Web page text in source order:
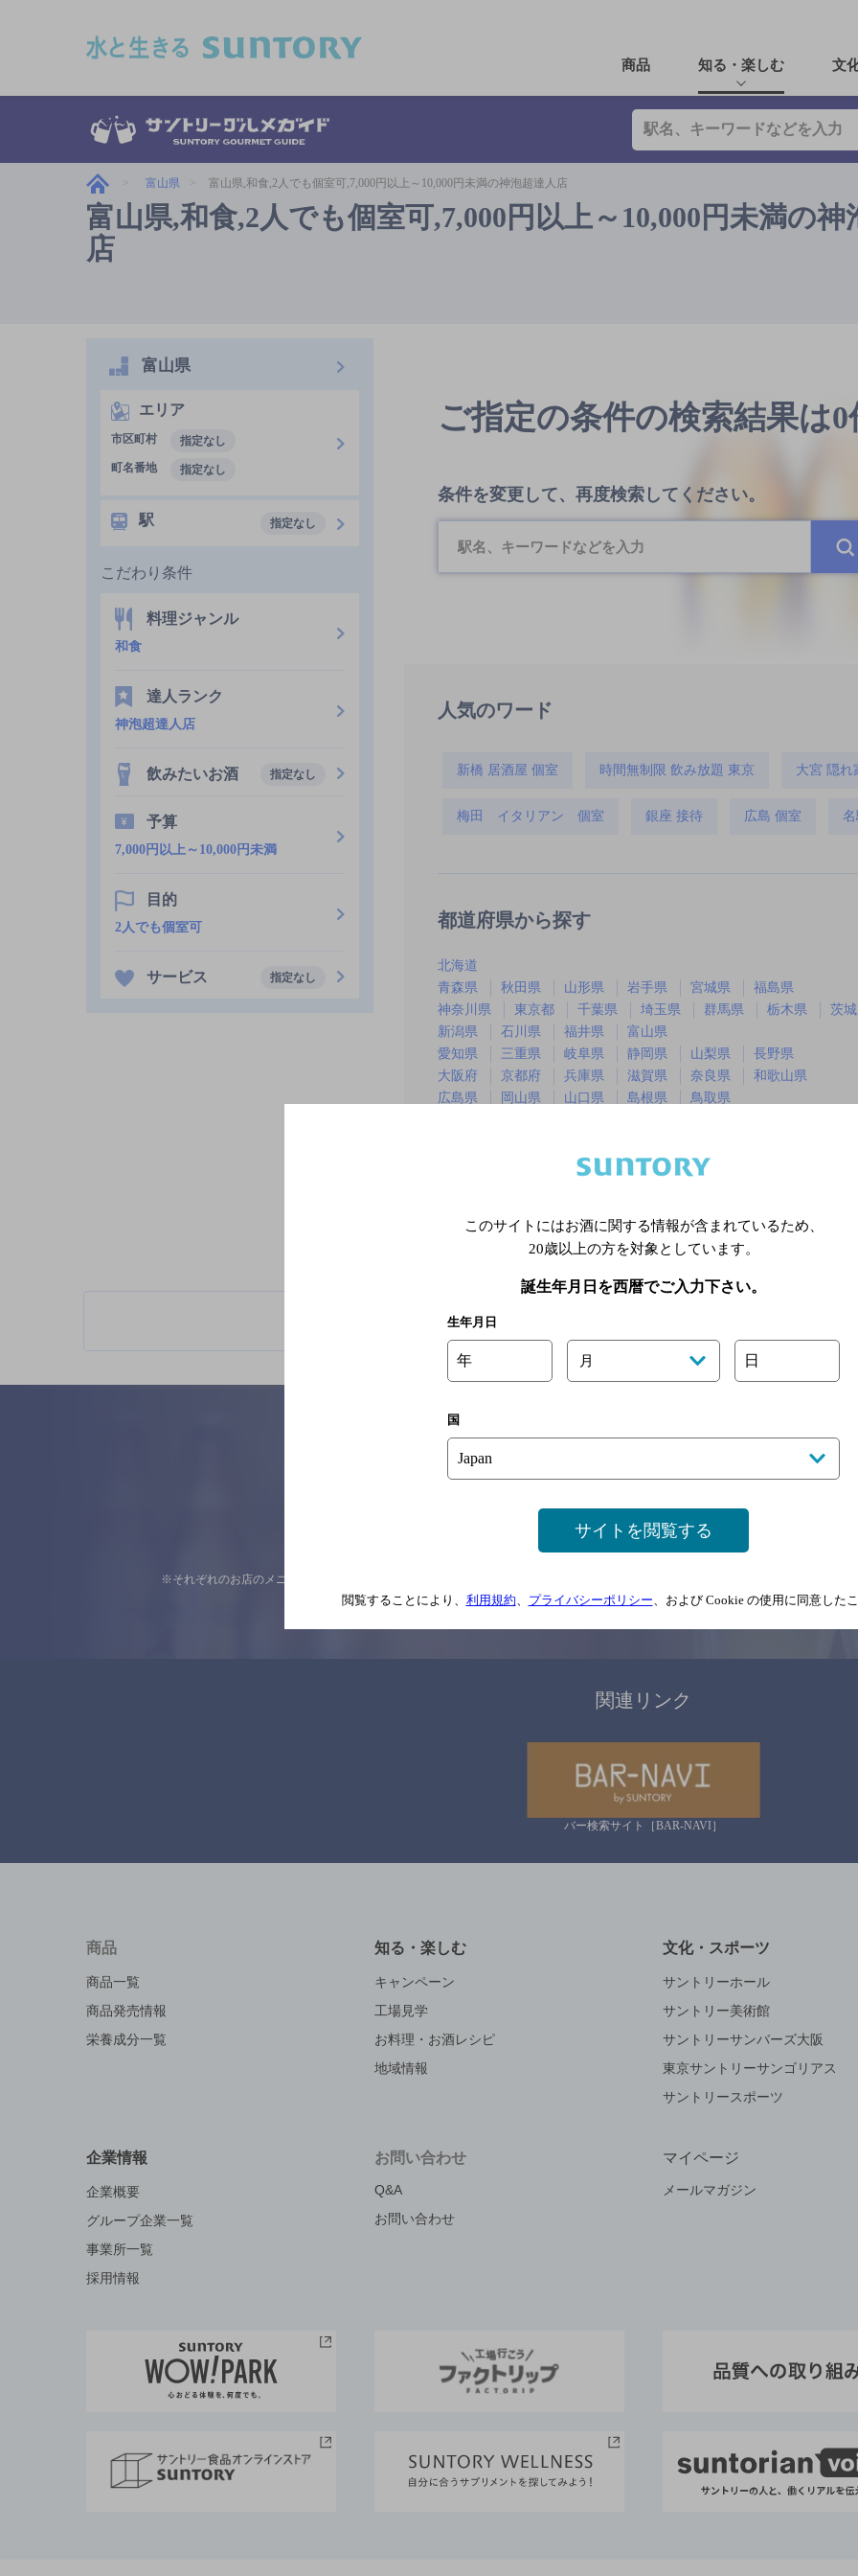
商品 知る・楽しむ 文
富山県 富山県,和食,2人でも個室可,7,000円以上～10,000円未満の神泡超達人店
富山県,和食,2人でも個室可,7,000円以上～10,000円未満の神
店
ご指定の条件の検索結果は0
条件を変更して、再度検索してください。
人気のワード
新橋 居酒屋 個室 時間無制限 飲み放題 東京 大宮 隠れ
梅田 イタリアン 個室 銀座 接待 広島 個室
都道府県から探す
北海道
青森県
秋田県 山形県 岩手県 宮城県
福島県
神奈川県
東京都 千葉県 埼玉県 群馬県 栃木県
茨
新潟県
石川県 福井県
富山県
愛知県
三重県 岐阜県 静岡県 山梨県
長野県
大阪府
京都府 兵庫県 滋賀県 奈良県
和歌山県
広島県
岡山県 山口県 島根県
鳥取県
※店舗によりハイボール取り扱い銘
富山県
エリア
市区町村
指定なし
町名番地
指定なし
駅 指定なし
こだわり条件
料理ジャンル
和食
達人ランク
神泡超達人店
飲みたいお酒 指定なし
予算
7,000円以上～10,000円未満
目的
2人でも個室可
サービス 指定なし
ご意見・ご感想
※それぞれのお店のメニューや営業時間などの掲載情報については、 念のためお店にご確
関連リンク
バー検索サイト［BAR-NAVI］
商品
商品一覧
商品発売情報
栄養成分一覧
知る・楽しむ
キャンペーン
工場見学
お料理・お酒レシピ
地域情報
文化・スポーツ
サントリーホール
サントリー美術館
サントリーサンバーズ大阪
東京サントリーサンゴリアス
サントリースポーツ
企業情報
企業概要
グループ企業一覧
事業所一覧
採用情報
お問い合わせ
Q&A
お問い合わせ
マイページ
メールマガジン
このサイトにはお酒に関する情報が含まれているため、
20歳以上の方を対象としています。
誕生年月日を西暦でご入力下さい。
生年月日
年 月 日
国
サイトを閲覧する
閲覧することにより、 利用規約、 プライバシーポリシー、および Cookie の使用に同意した